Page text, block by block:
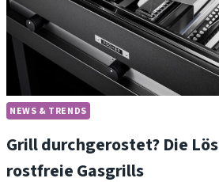
NEWS & TRENDS
Grill durchgerostet? Die
rostfreie Gasgrills